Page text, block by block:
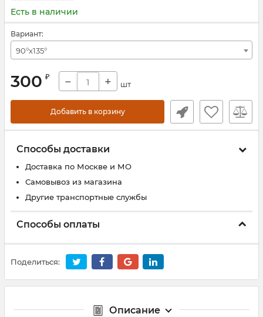
Есть в наличии
Вариант:
90°х135°
300 ₽ − + шт
Добавить в корзину
Способы доставки
Доставка по Москве и МО
Самовывоз из магазина
Другие транспортные службы
Способы оплаты
Поделиться:
Описание